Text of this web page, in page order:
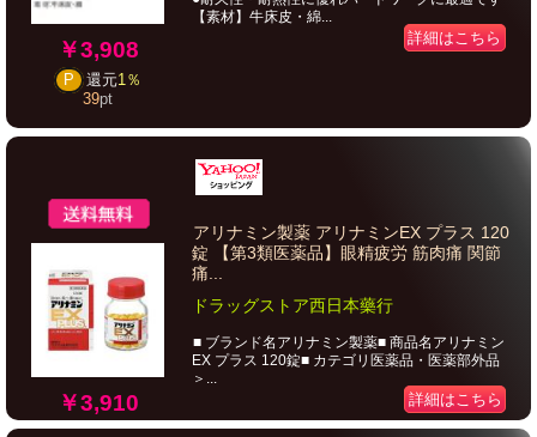
￥3,908
P 還元1％
39pt
【素材】牛床皮・綿...
詳細はこちら
￥3,910
アリナミン製薬 アリナミンEX プラス 120
錠 【第3類医薬品】眼精疲労 筋肉痛 関節
痛...
ドラッグストア西日本藥行
■ ブランド名アリナミン製薬■ 商品名アリナミン
EX プラス 120錠■ カテゴリ医薬品・医薬部外品
＞...
詳細はこちら